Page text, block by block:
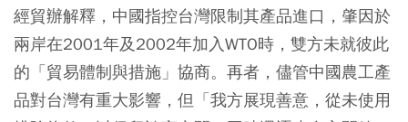
經貿辦解釋，中國指控台灣限制其產品進口，肇因於
兩岸在2001年及2002年加入WTO時，雙方未就彼此
的「貿易體制與措施」協商。再者，儘管中國農工產
品對台灣有重大影響，但「我方展現善意，從未使用